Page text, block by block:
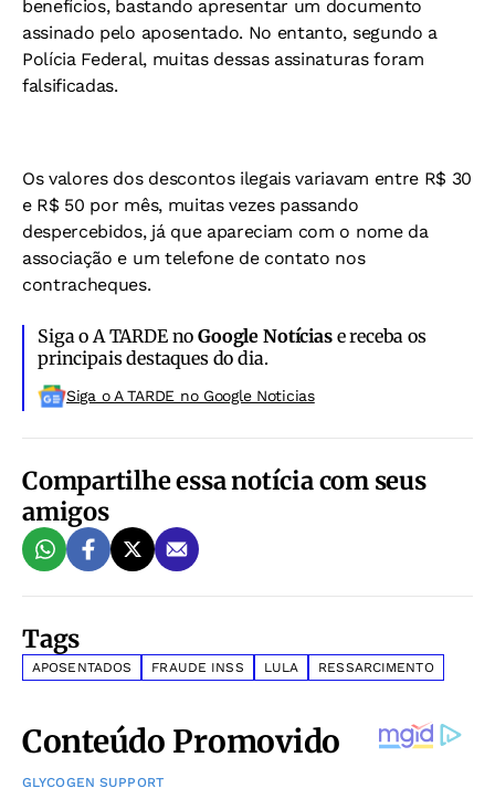
benefícios, bastando apresentar um documento
assinado pelo aposentado. No entanto, segundo a
Polícia Federal, muitas dessas assinaturas foram
falsificadas.
Os valores dos descontos ilegais variavam entre R$ 30
e R$ 50 por mês, muitas vezes passando
despercebidos, já que apareciam com o nome da
associação e um telefone de contato nos
contracheques.
Siga o A TARDE noGoogle Notíciase receba os
principais destaques do dia.
Siga o A TARDE no Google Noticias
Compartilhe essa notícia com seus
amigos
Tags
APOSENTADOS FRAUDE INSS LULA RESSARCIMENTO